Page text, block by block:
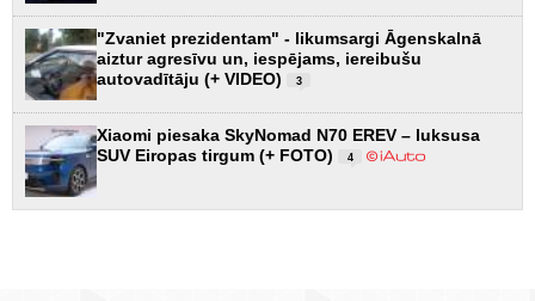
"Zvaniet prezidentam" - likumsargi Āgenskalnā
aiztur agresīvu un, iespējams, iereibušu
autovadītāju (+ VIDEO)
3
Xiaomi piesaka SkyNomad N70 EREV – luksusa
SUV Eiropas tirgum (+ FOTO)
4